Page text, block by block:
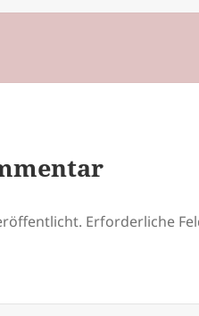
Erforderliche